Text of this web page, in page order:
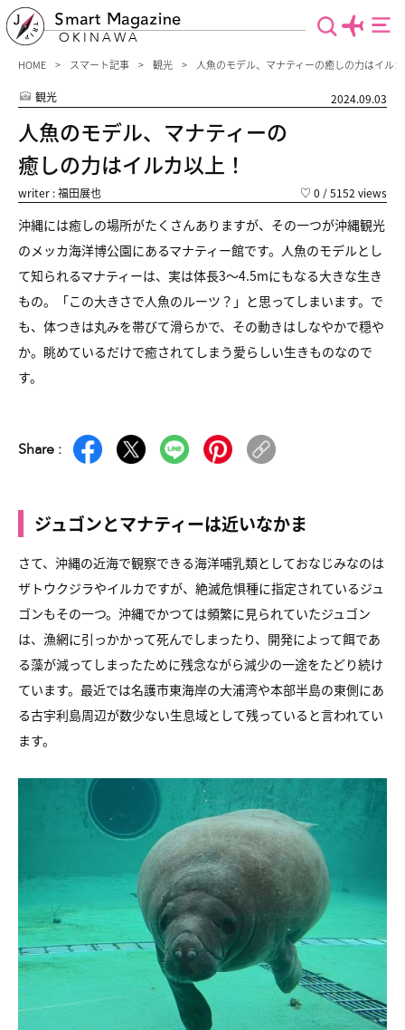
Smart Magazine
OKINAWA
HOME スマート記事 観光 人魚のモデル、マナティーの癒しの力はイル
観光 2024.09.03
人魚のモデル、マナティーの
癒しの力はイルカ以上！
writer : 福田展也 ♡ 0 / 5152 views
沖縄には癒しの場所がたくさんありますが、 その一つが沖縄観光
のメッカ海洋博公園にあるマナティー館です。 人魚のモデルとし
て知られるマナティーは、 実は体長3〜4.5mにもなる大きな生き
もの。
「この大きさで人魚のルーツ？」と思ってしまいます。 で
も、体つきは丸みを帯びて滑らかで、その動きはしなやかで穏や
か。 眺めているだけで癒されてしまう愛らしい生きものなので
す。
Share :
ジュゴンとマナティーは近いなかま
さて、沖縄の近海で観察できる海洋哺乳類としておなじみなのは
ザトウクジラやイルカですが、 絶滅危惧種に指定されているジュ
ゴンもその一つ。 沖縄でかつては頻繁に見られていたジュゴン
は、 漁網に引っかかって死んでしまったり、 開発によって餌であ
る藻が減ってしまったために残念ながら減少の一途をたどり続け
ています。 最近では名護市東海岸の大浦湾や本部半島の東側にあ
る古宇利島周辺が数少ない生息域として残っていると言われてい
ます。